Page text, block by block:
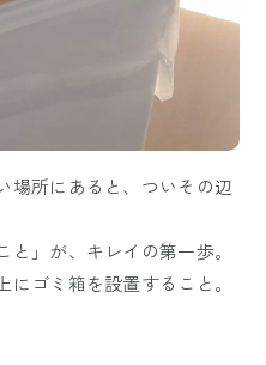
場所にあると、ついその辺
と」が、キレイの第一歩。
ゴミ箱を設置すること。